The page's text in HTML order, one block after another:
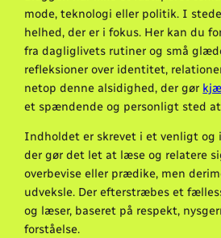
mode, teknologi eller politik. I
helhed, der er i fokus. Her kan du
fra dagliglivets rutiner og små
refleksioner over identitet,
netop denne alsidighed, der gør
et spændende og personligt sted
Indholdet er skrevet i et venligt og
der gør det let at læse og relatere
overbevise eller prædike, men
udveksle. Der efterstræbes et
og læser, baseret på respekt,
forståelse.